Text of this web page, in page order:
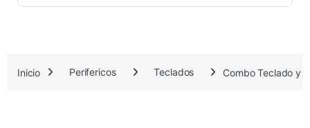
7
7
Inicio Perifericos Teclados Combo Teclado y